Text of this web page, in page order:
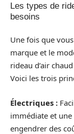
Les types de
besoins
Une fois que
marque et le
rideau d’air
Voici les trois
Électriques :
immédiate et
engendrer des